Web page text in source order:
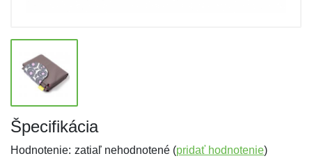
Špecifikácia
Hodnotenie: zatiaľ nehodnotené (pridať hodnotenie)